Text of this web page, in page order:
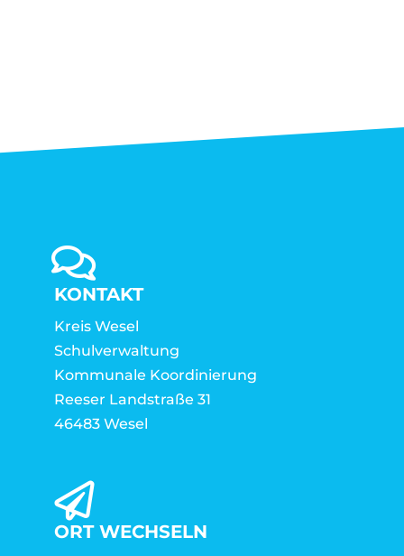
KONTAKT
Kreis Wesel
Schulverwaltung
Kommunale Koordinierung
Reeser Landstraße 31
46483 Wesel
ORT WECHSELN